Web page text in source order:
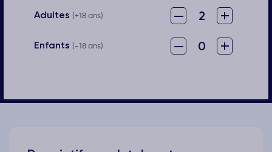
Adultes (+18 ans) – 2 +
Enfants (-18 ans) – 0 +